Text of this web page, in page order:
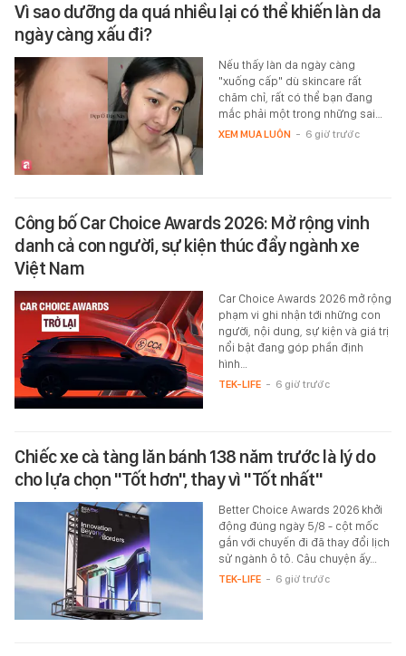
Vì sao dưỡng da quá nhiều lại có thể khiến làn da
ngày càng xấu đi?
Nếu thấy làn da ngày càng
"xuống cấp" dù skincare rất
chăm chỉ, rất có thể bạn đang
mắc phải một trong những sai…
XEM MUA LUÔN - 6 giờ trước
Công bố Car Choice Awards 2026: Mở rộng vinh
danh cả con người, sự kiện thúc đẩy ngành xe
Việt Nam
Car Choice Awards 2026 mở rộng
phạm vi ghi nhận tới những con
người, nội dung, sự kiện và giá trị
nổi bật đang góp phần định
hình…
TEK-LIFE - 6 giờ trước
Chiếc xe cà tàng lăn bánh 138 năm trước là lý do
cho lựa chọn "Tốt hơn", thay vì "Tốt nhất"
Better Choice Awards 2026 khởi
động đúng ngày 5/8 - cột mốc
gắn với chuyến đi đã thay đổi lịch
sử ngành ô tô. Câu chuyện ấy…
TEK-LIFE - 6 giờ trước